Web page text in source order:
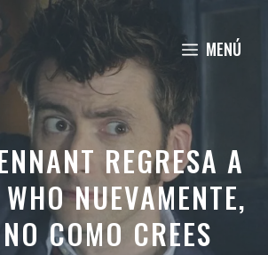
MENÚ
REGRESA A
NUEVAMENTE,
COMO CREES